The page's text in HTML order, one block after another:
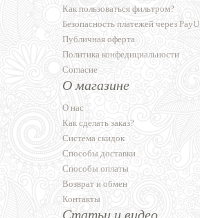
Как пользоваться фильтром?
Безопасность платежей через PayU
Публичная оферта
Политика конфедициальности
Согласие
О магазине
О нас
Как сделать заказ?
Система скидок
Способы доставки
Способы оплаты
Возврат и обмен
Контакты
Статьи и видео